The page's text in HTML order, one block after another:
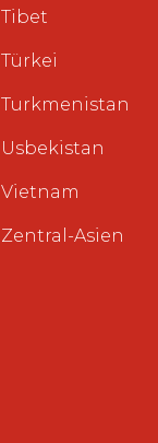
Tibet
Türkei
Turkmenistan
Usbekistan
Vietnam
Zentral-Asien